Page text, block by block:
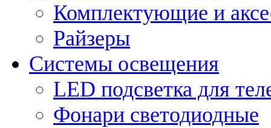
Комплектующие и
Райзеры
Системы освещения
LED подсветка для
Фонари светодиодные